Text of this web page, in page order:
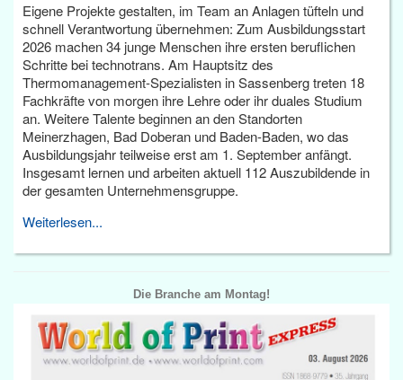
Eigene Projekte gestalten, im Team an Anlagen tüfteln und
schnell Verantwortung übernehmen: Zum Ausbildungsstart
2026 machen 34 junge Menschen ihre ersten beruflichen
Schritte bei technotrans. Am Hauptsitz des
Thermomanagement-Spezialisten in Sassenberg treten 18
Fachkräfte von morgen ihre Lehre oder ihr duales Studium
an. Weitere Talente beginnen an den Standorten
Meinerzhagen, Bad Doberan und Baden-Baden, wo das
Ausbildungsjahr teilweise erst am 1. September anfängt.
Insgesamt lernen und arbeiten aktuell 112 Auszubildende in
der gesamten Unternehmensgruppe.
Weiterlesen...
Die Branche am Montag!